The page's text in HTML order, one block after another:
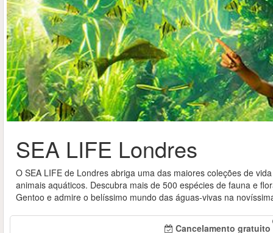
SEA LIFE Londres
O SEA LIFE de Londres abriga uma das maiores coleções de
animais aquáticos. Descubra mais de 500 espécies de fauna e
Gentoo e admire o belíssimo mundo das águas-vivas na
Cancelamento gratuito